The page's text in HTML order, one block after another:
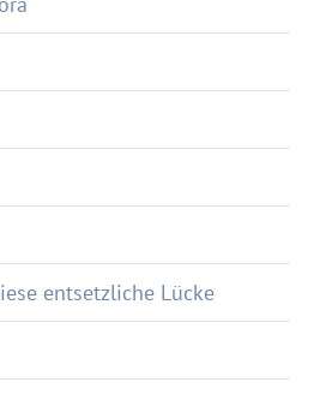
entsetzliche Lücke